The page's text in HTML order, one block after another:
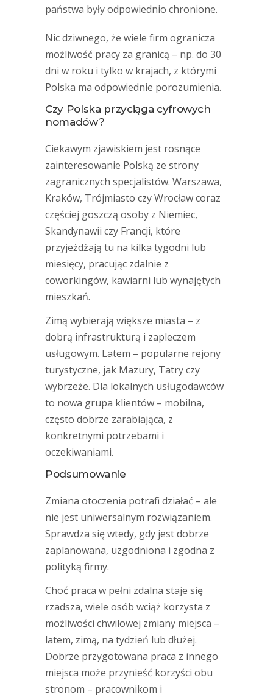
państwa były odpowiednio chronione.
Nic dziwnego, że wiele firm ogranicza
możliwość pracy za granicą – np. do 30
dni w roku i tylko w krajach, z którymi
Polska ma odpowiednie porozumienia.
Czy Polska przyciąga cyfrowych
nomadów?
Ciekawym zjawiskiem jest rosnące
zainteresowanie Polską ze strony
zagranicznych specjalistów. Warszawa,
Kraków, Trójmiasto czy Wrocław coraz
częściej goszczą osoby z Niemiec,
Skandynawii czy Francji, które
przyjeżdżają tu na kilka tygodni lub
miesięcy, pracując zdalnie z
coworkingów, kawiarni lub wynajętych
mieszkań.
Zimą wybierają większe miasta – z
dobrą infrastrukturą i zapleczem
usługowym. Latem – popularne rejony
turystyczne, jak Mazury, Tatry czy
wybrzeże. Dla lokalnych usługodawców
to nowa grupa klientów – mobilna,
często dobrze zarabiająca, z
konkretnymi potrzebami i
oczekiwaniami.
Podsumowanie
Zmiana otoczenia potrafi działać – ale
nie jest uniwersalnym rozwiązaniem.
Sprawdza się wtedy, gdy jest dobrze
zaplanowana, uzgodniona i zgodna z
polityką firmy.
Choć praca w pełni zdalna staje się
rzadsza, wiele osób wciąż korzysta z
możliwości chwilowej zmiany miejsca –
latem, zimą, na tydzień lub dłużej.
Dobrze przygotowana praca z innego
miejsca może przynieść korzyści obu
stronom – pracownikom i